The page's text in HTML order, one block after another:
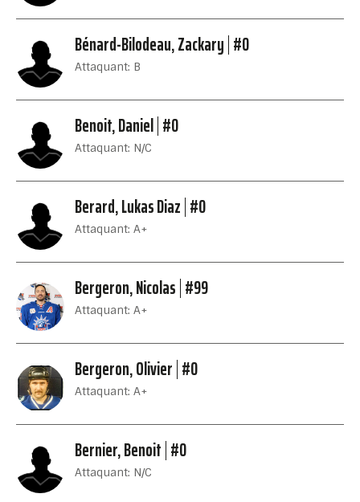
Bénard-Bilodeau, Zackary #0
Attaquant: B
Benoit, Daniel #0
Attaquant: N/C
Berard, Lukas Diaz #0
Attaquant: A+
Bergeron, Nicolas #99
Attaquant: A+
Bergeron, Olivier #0
Attaquant: A+
Bernier, Benoit #0
Attaquant: N/C